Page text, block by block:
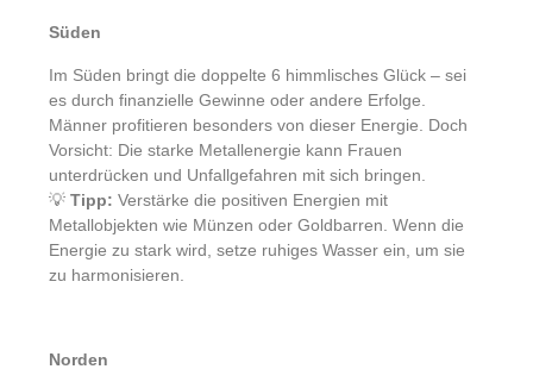
Süden
Im Süden bringt die doppelte 6 himmlisches Glück – sei
es durch finanzielle Gewinne oder andere Erfolge.
Männer profitieren besonders von dieser Energie. Doch
Vorsicht: Die starke Metallenergie kann Frauen
unterdrücken und Unfallgefahren mit sich bringen.
💡Tipp: Verstärke die positiven Energien mit
Metallobjekten wie Münzen oder Goldbarren. Wenn die
Energie zu stark wird, setze ruhiges Wasser ein, um sie
zu harmonisieren.
Norden